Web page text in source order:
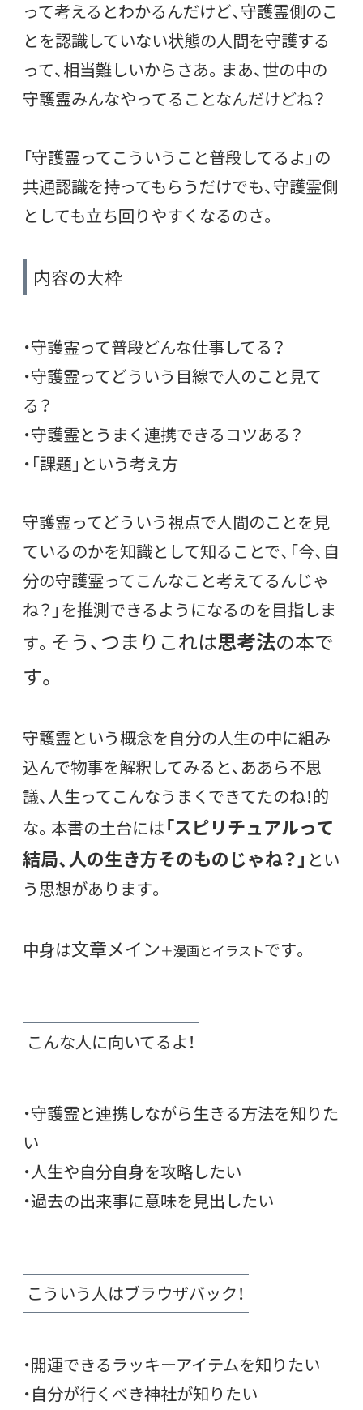
って考えるとわかるんだけど、守護霊側のこ
とを認識していない状態の人間を守護する
って、相当難しいからさあ。まあ、世の中の
守護霊みんなやってることなんだけどね？
「守護霊ってこういうこと普段してるよ」の
共通認識を持ってもらうだけでも、守護霊側
としても立ち回りやすくなるのさ。
内容の大枠
・守護霊って普段どんな仕事してる？
・守護霊ってどういう目線で人のこと見て
る？
・守護霊とうまく連携できるコツある？
・「課題」という考え方
守護霊ってどういう視点で人間のことを見
ているのかを知識として知ることで、「今、自
分の守護霊ってこんなこと考えてるんじゃ
ね？」を推測できるようになるのを目指しま
す。 そう、つまりこれは思考法の本で
す。
守護霊という概念を自分の人生の中に組み
込んで物事を解釈してみると、ああら不思
議、人生ってこんなうまくできてたのね！的
な。本書の土台には「スピリチュアルって
結局、人の生き方そのものじゃね？」 とい
う思想があります。
中身は文章メイン＋漫画とイラストです。
こんな人に向いてるよ！
・守護霊と連携しながら生きる方法を知りた
い
・人生や自分自身を攻略したい
・過去の出来事に意味を見出したい
こういう人はブラウザバック！
・開運できるラッキーアイテムを知りたい
・自分が行くべき神社が知りたい